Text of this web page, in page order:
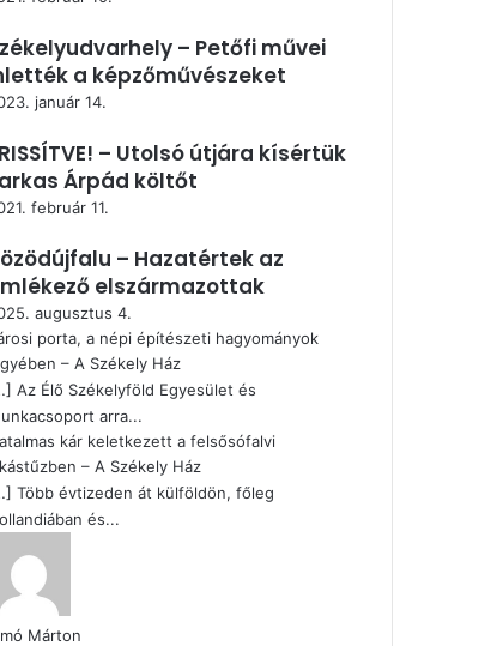
– Petőfi művei
a képzőművészeket
január 14.
– Utolsó útjára kísértük
Árpád költőt
február 11.
– Hazatértek az
elszármazottak
augusztus 4.
porta, a népi építészeti hagyományok
– A Székely Ház
Az Élő Székelyföld Egyesület és
arra...
kár keletkezett a felsősófalvi
– A Székely Ház
Több évtizeden át külföldön, főleg
és...
Márton